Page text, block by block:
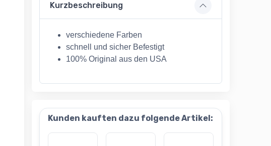
Kurzbeschreibung
verschiedene Farben
schnell und sicher Befestigt
100% Original aus den USA
Kunden kauften dazu folgende Artikel: